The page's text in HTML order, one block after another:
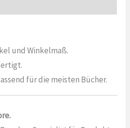
und Winkelmaß.
für die meisten Bücher.